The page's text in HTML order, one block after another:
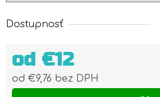
Dostupnosť
od €12
od €9,76 bez DPH